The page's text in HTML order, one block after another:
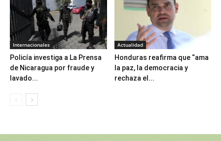
Internacionales
Policía investiga a La Prensa
de Nicaragua por fraude y
lavado...
Actualidad
Honduras reafirma que “ama
la paz, la democracia y
rechaza el...